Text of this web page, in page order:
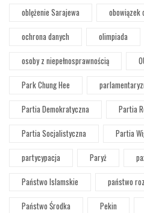
oblężenie Sarajewa
obowiązek
ochrona danych
olimpiada
osoby z niepełnosprawnością
Park Chung Hee
Partia Demokratyczna
Partia
Partia Socjalistyczna
Partia
partycypacja
Paryż
Państwo Islamskie
państwo
Państwo Środka
Pekin